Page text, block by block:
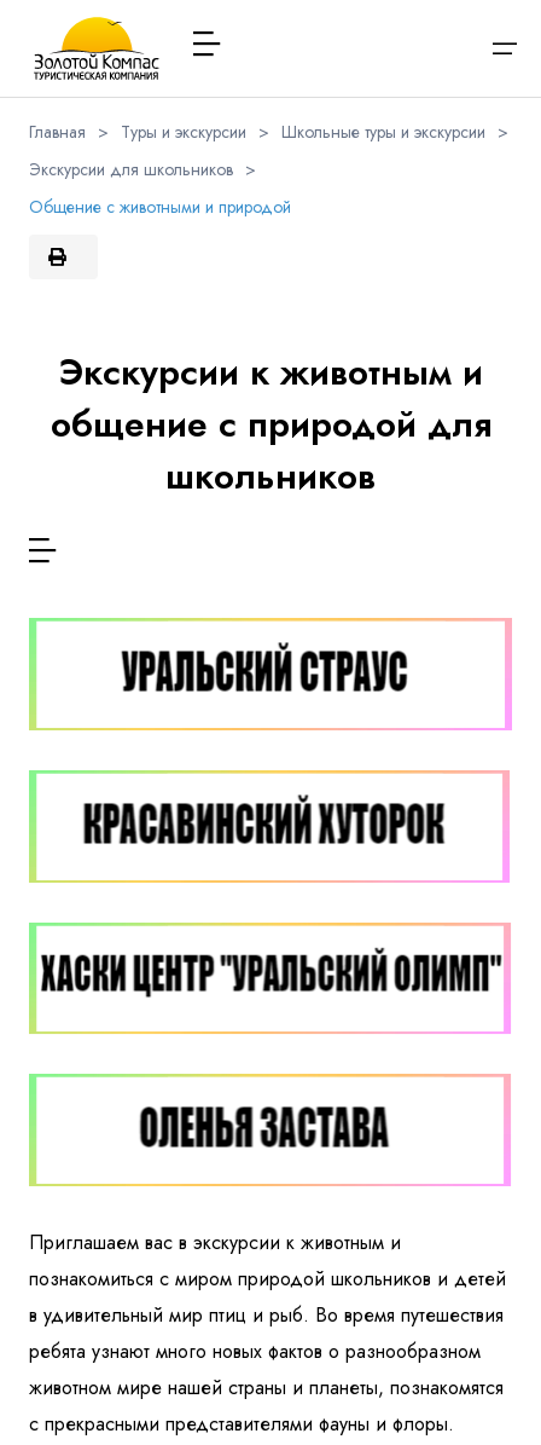
О компании
Туристам
Заказ автобуса
Главная > Туры и экскурсии > Школьные туры и экскурсии >
Экскурсии для школьников >
Общение с животными и природой
Экскурсии к животным и
общение с природой для
школьников
Приглашаем вас в экскурсии к животным и
познакомиться с миром природой школьников и детей
в удивительный мир птиц и рыб. Во время путешествия
ребята узнают много новых фактов о разнообразном
животном мире нашей страны и планеты, познакомятся
с прекрасными представителями фауны и флоры.
Наличие мест в туре
Варианты заезда
Обратная связь
Я даю согласие наобработку персональных данных
ознакомленс политикой компании в отношении
Отправить
Через ВК Вход / Регистрация
Выберите соц.сеть
Телеграм